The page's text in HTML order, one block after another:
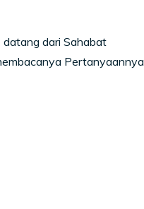
dari Sahabat
Pertanyaannya